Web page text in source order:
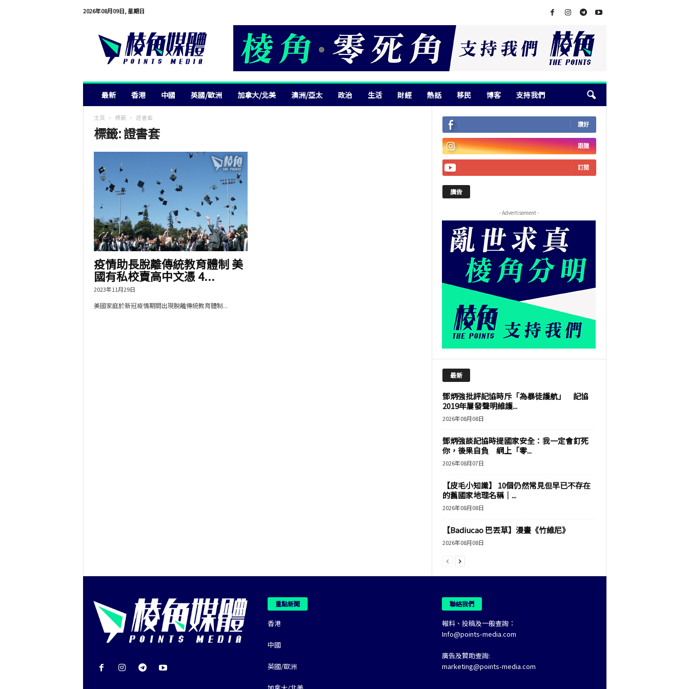
2026年08月09日, 星期日
最新 香港 中國 英國/歐洲 加拿大/北美 澳洲/亞太 政治 生活 財經 熱話 移民 博客 支持我們
主頁 標籤 證書套
標籤: 證書套
疫情助長脫離傳統教育體制 美
國有私校賣高中文憑 4...
2023年11月29日
美國家庭於新冠疫情期間出現脫離傳統教育體制...
讚好
跟隨
訂閱
廣告
- Advertisement -
最新
鄧炳強批評記協時斥「為暴徒護航」 記協
2019年屢發聲明維護...
2026年08月08日
鄧炳強談記協時提國家安全：我一定會釘死
你，後果自負 網上「零...
2026年08月07日
【皮毛小知識】 10個仍然常見但早已不存在
的舊國家地理名稱｜...
2026年08月08日
【Badiucao 巴丟草】漫畫《竹維尼》
2026年08月08日
重點新聞
香港
中國
英國/歐洲
聯絡我們
報料、投稿及一般查詢：
Info@points-media.com
廣告及贊助查詢:
marketing@points-media.com